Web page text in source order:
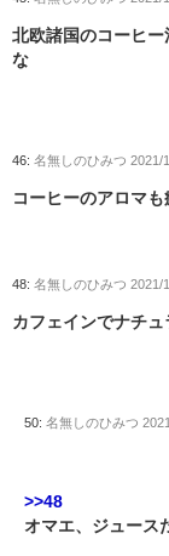
北欧諸国のコーヒ
な
46: 名無しのひみつ 2021/
コーヒーのアロマも
48: 名無しのひみつ 2021/
カフェインでナチュ
50: 名無しのひみつ
>>48
オマエ、ジュース